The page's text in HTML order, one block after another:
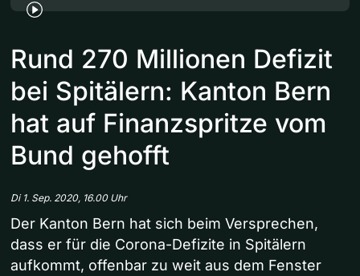
Rund 270 Millionen Defizit
bei Spitälern: Kanton Bern
hat auf Finanzspritze vom
Bund gehofft
Di 1. Sep. 2020, 16.00 Uhr
Der Kanton Bern hat sich beim Versprechen,
dass er für die Corona-Defizite in Spitälern
aufkommt, offenbar zu weit aus dem Fenster